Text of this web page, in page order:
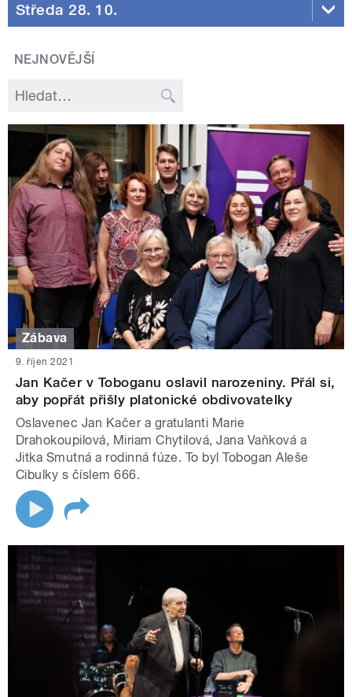
Středa 28. 10.
NEJNOVĚJŠÍ
Zábava
9. říjen 2021
Jan Kačer v Toboganu oslavil narozeniny. Přál si,
aby popřát přišly platonické obdivovatelky
Oslavenec Jan Kačer a gratulanti Marie
Drahokoupilová, Miriam Chytilová, Jana Vaňková a
Jitka Smutná a rodinná fúze. To byl Tobogan Aleše
Cibulky s číslem 666.